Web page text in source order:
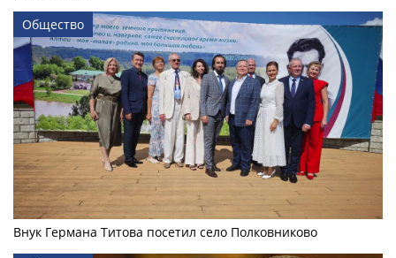
Общество
Внук Германа Титова посетил село Полковниково